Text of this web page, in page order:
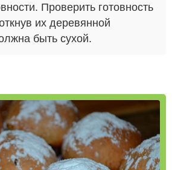
Проверить готовность
их деревянной
быть сухой.